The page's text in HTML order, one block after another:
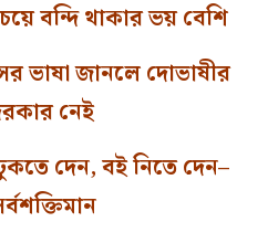
বন্দি থাকার ভয় বেশি
ভাষা জানলে দোভাষীর
নেই
দেন, বই নিতে দেন–